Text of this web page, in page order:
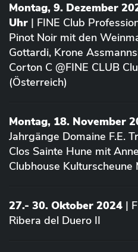
Montag, 9. Dezember
Uhr | FINE Club
Pinot Noir mit den
Gottardi, Krone
Corton C @FINE CLUB
(Österreich)
Montag, 18. November
Jahrgänge Domaine F.E.
Clos Sainte Hune mit
Clubhouse Kulturscheune
27.- 30. Oktober 2024 |
Ribera del Duero II